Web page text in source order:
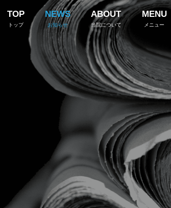
TOP
トップ
NEWS
お知らせ
ABOUT
当院について
MENU
メニュー